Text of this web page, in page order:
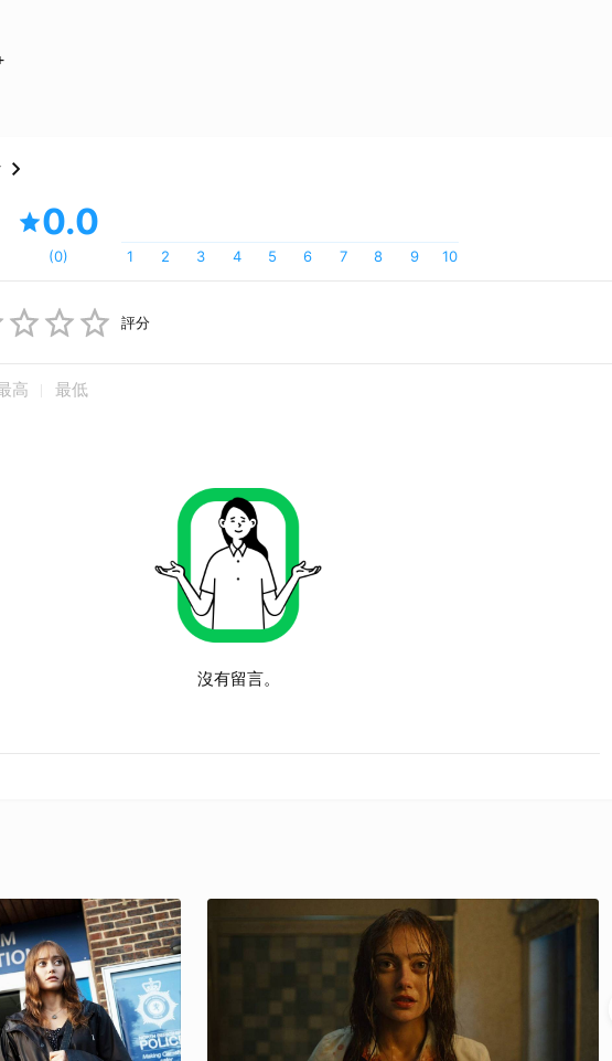
0.0
(0) 1 2 3 4 5 6 7 8 9 10
評分
高 最低
沒有留言。